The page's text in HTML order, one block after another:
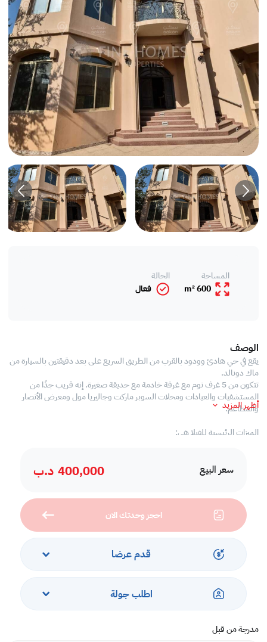
سعر البيع 400,000 د.ب
احجز وحدتك الان
قدم عرضا
اطلب جولة
مدرجة من قبل
المساحة
600 m²
الحالة
فعال
الوصف
يقع في حي هادئ وودود بالقرب من الطريق السريع على بعد دقيقتين بالسيارة من
ماك دونالد.
تتكون من 5 غرف نوم مع غرفة خادمة مع حديقة صغيرة. إنه قريب جدًا من
المستشفيات والعيادات ومحلات السوبر ماركت وجاليريا مول ومعرض الأنصار
والمطاعم.
الميزات الرئيسية للفيلا هي:
* يمكن تحويل غرفة واحدة شبه مفتوحة إلى مطبخ حديث
* منطقة لتناول الطعام مع حمام للضيوف ومنطقة غسيل
* غرفة الملابس
* منطقة العمل
* موقف خارجي 4 متاح
* منطقة معيشة متوسطة الحجم
أظهر المزيد